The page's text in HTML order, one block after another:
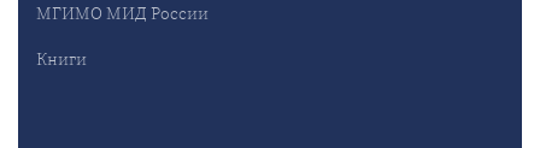
МГИМО МИД России
Книги